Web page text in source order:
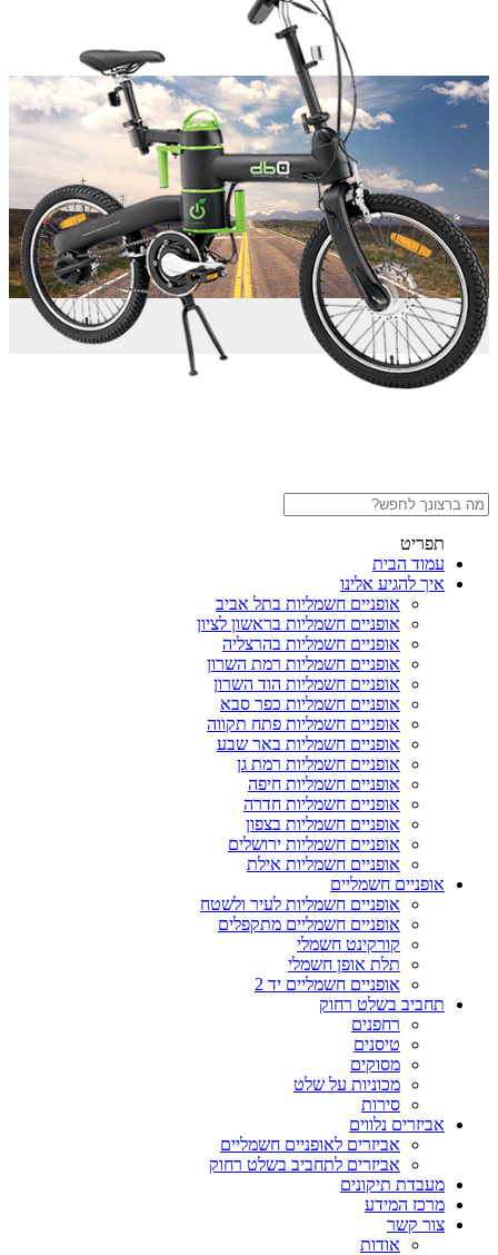
תפריט
עמוד הבית
איך להגיע אלינו
אופניים חשמליות בתל אביב
אופניים חשמליות בראשון לציון
אופניים חשמליות בהרצליה
אופניים חשמליות רמת השרון
אופניים חשמליות הוד השרון
אופניים חשמליות כפר סבא
אופניים חשמליות פתח תקווה
אופניים חשמליות באר שבע
אופניים חשמליות רמת גן
אופניים חשמליות חיפה
אופניים חשמליות חדרה
אופניים חשמליות בצפון
אופניים חשמליות ירושלים
אופניים חשמליות אילת
אופניים חשמליים
אופניים חשמליות לעיר ולשטח
אופניים חשמליים מתקפלים
קורקינט חשמלי
תלת אופן חשמלי
אופניים חשמליים יד 2
תחביב בשלט רחוק
רחפנים
טיסנים
מסוקים
מכוניות על שלט
סירות
אביזרים נלווים
אביזרים לאופניים חשמליים
אביזרים לתחביב בשלט רחוק
מעבדת תיקונים
מרכז המידע
צור קשר
אודות